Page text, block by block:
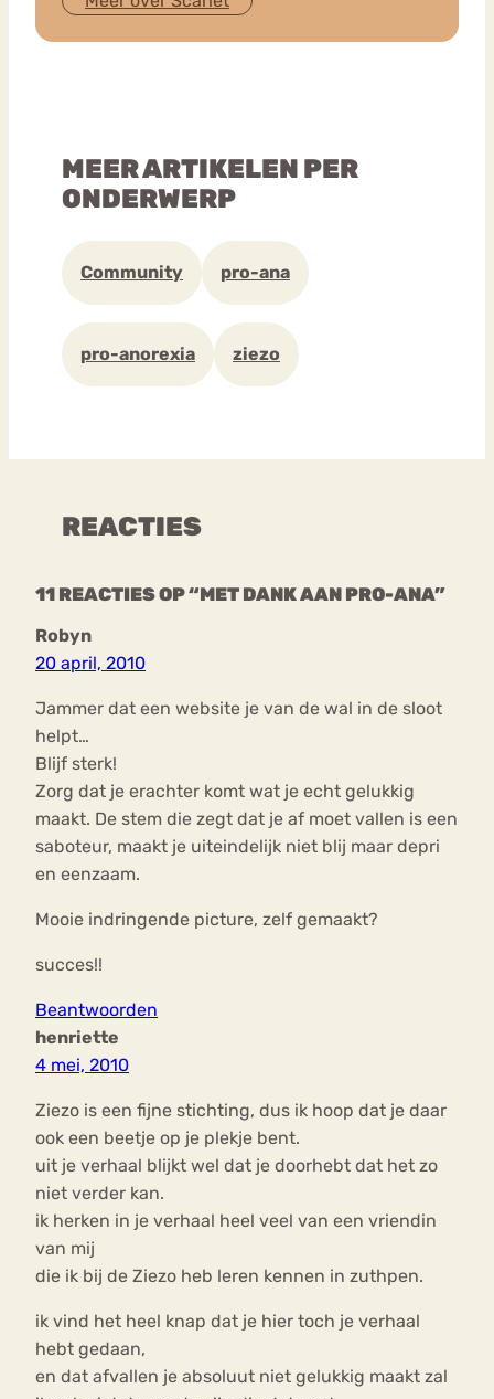
MEER ARTIKELEN PER
ONDERWERP
Community pro-ana
pro-anorexia ziezo
REACTIES
11 REACTIES OP “MET DANK AAN PRO-ANA”
Robyn
20 april, 2010
Jammer dat een website je van de wal in de sloot
helpt…
Blijf sterk!
Zorg dat je erachter komt wat je echt gelukkig
maakt. De stem die zegt dat je af moet vallen is een
saboteur, maakt je uiteindelijk niet blij maar depri
en eenzaam.
Mooie indringende picture, zelf gemaakt?
succes!!
Beantwoorden
henriette
4 mei, 2010
Ziezo is een fijne stichting, dus ik hoop dat je daar
ook een beetje op je plekje bent.
uit je verhaal blijkt wel dat je doorhebt dat het zo
niet verder kan.
ik herken in je verhaal heel veel van een vriendin
van mij
die ik bij de Ziezo heb leren kennen in zuthpen.
ik vind het heel knap dat je hier toch je verhaal
hebt gedaan,
en dat afvallen je absoluut niet gelukkig maakt zal